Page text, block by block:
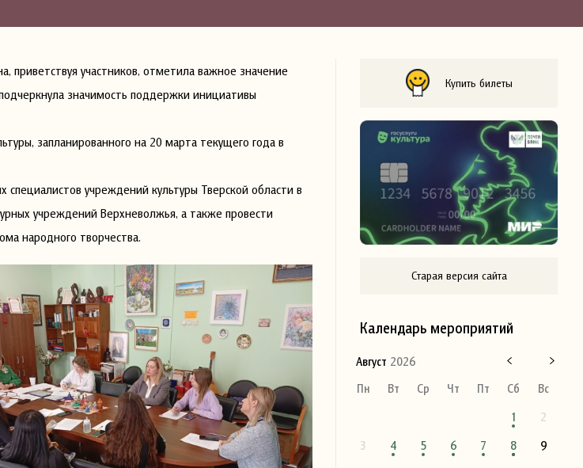
приветствуя участников, отметила важное значение
значимость поддержки инициативы
запланированного на 20 марта текущего года в
учреждений культуры Тверской области в
учреждений Верхневолжья, а также провести
народного творчества.
Купить билеты
Старая версия сайта
Календарь мероприятий
Август 2026
Пн
Вт Ср Чт Пт Сб
Вс
1
2
3
4 5 6 7 8
9